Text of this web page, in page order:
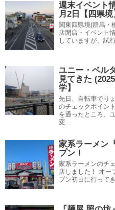
週末イベント
月2日【四県境
関東四県境(群馬・
店閉店・イベント
していますが、試
ユニー・ベル
見てきた
学】
先日、自転車でり
のチェックポイン
を通ったところ、
変...
家系ラーメン
プン！
家系ラーメンのチ
店しました！ オー
プン初日に行って